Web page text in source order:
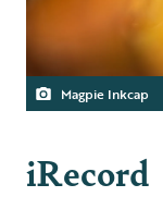
Magpie Inkcap
iRecord